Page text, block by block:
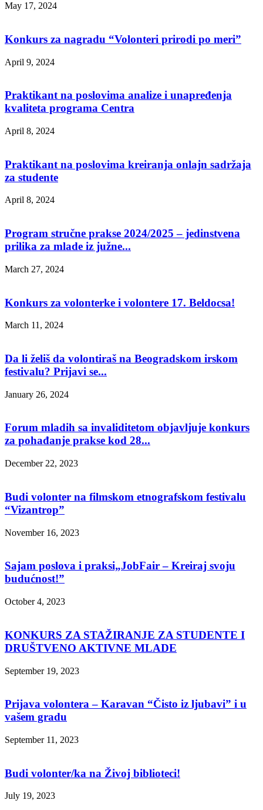
May 17, 2024
Konkurs za nagradu “Volonteri prirodi po meri”
April 9, 2024
Praktikant na poslovima analize i unapređenja
kvaliteta programa Centra
April 8, 2024
Praktikant na poslovima kreiranja onlajn sadržaja
za studente
April 8, 2024
Program stručne prakse 2024/2025 – jedinstvena
prilika za mlade iz južne...
March 27, 2024
Konkurs za volonterke i volontere 17. Beldocsa!
March 11, 2024
Da li želiš da volontiraš na Beogradskom irskom
festivalu? Prijavi se...
January 26, 2024
Forum mladih sa invaliditetom objavljuje konkurs
za pohađanje prakse kod 28...
December 22, 2023
Budi volonter na filmskom etnografskom festivalu
“Vizantrop”
November 16, 2023
Sajam poslova i praksi„JobFair – Kreiraj svoju
budućnost!”
October 4, 2023
KONKURS ZA STAŽIRANJE ZA STUDENTE I
DRUŠTVENO AKTIVNE MLADE
September 19, 2023
Prijava volontera – Karavan “Čisto iz ljubavi” i u
vašem gradu
September 11, 2023
Budi volonter/ka na Živoj biblioteci!
July 19, 2023